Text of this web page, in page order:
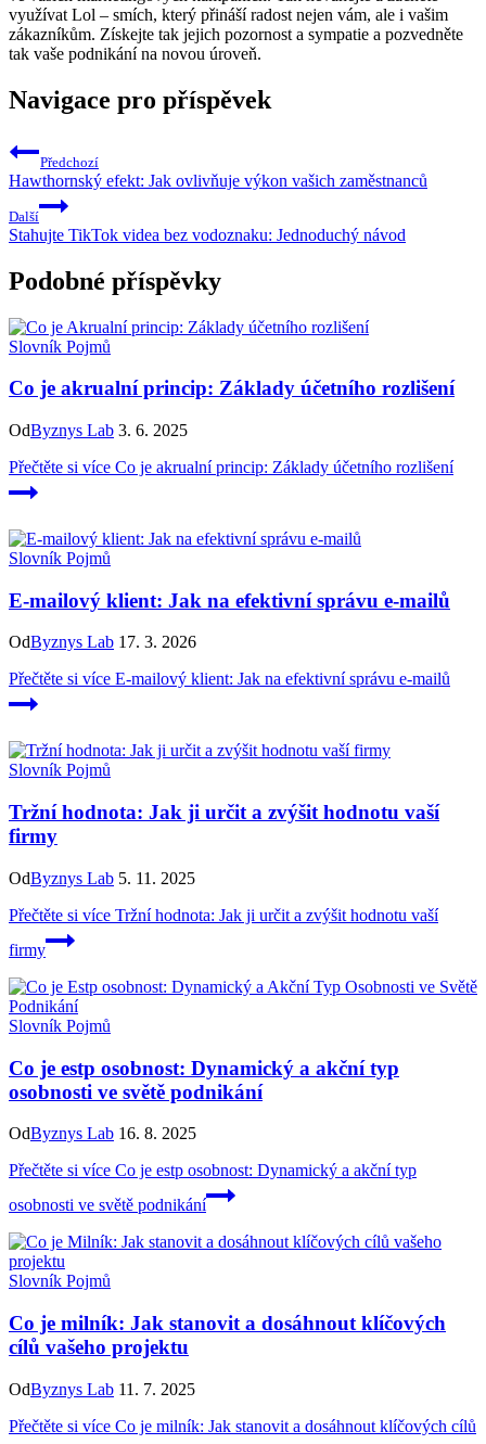
využívat Lol – smích, který přináší radost nejen vám, ale i vašim
zákazníkům. Získejte tak jejich pozornost a sympatie a pozvedněte
tak vaše podnikání na novou úroveň.
Navigace pro příspěvek
Předchozí
Hawthornský efekt: Jak ovlivňuje výkon vašich zaměstnanců
Další
Stahujte TikTok videa bez vodoznaku: Jednoduchý návod
Podobné příspěvky
Slovník Pojmů
Co je akrualní princip: Základy účetního rozlišení
OdByznys Lab 3. 6. 2025
Přečtěte si více Co je akrualní princip: Základy účetního rozlišení
Slovník Pojmů
E-mailový klient: Jak na efektivní správu e-mailů
OdByznys Lab 17. 3. 2026
Přečtěte si více E-mailový klient: Jak na efektivní správu e-mailů
Slovník Pojmů
Tržní hodnota: Jak ji určit a zvýšit hodnotu vaší
firmy
OdByznys Lab 5. 11. 2025
Přečtěte si více Tržní hodnota: Jak ji určit a zvýšit hodnotu vaší
firmy
Slovník Pojmů
Co je estp osobnost: Dynamický a akční typ
osobnosti ve světě podnikání
OdByznys Lab 16. 8. 2025
Přečtěte si více Co je estp osobnost: Dynamický a akční typ
osobnosti ve světě podnikání
Slovník Pojmů
Co je milník: Jak stanovit a dosáhnout klíčových
cílů vašeho projektu
OdByznys Lab 11. 7. 2025
Přečtěte si více Co je milník: Jak stanovit a dosáhnout klíčových cílů